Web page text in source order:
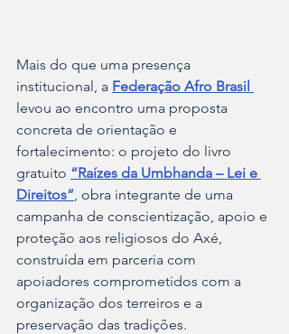
Mais do que uma presença
institucional, a Federação Afro Brasil
levou ao encontro uma proposta
concreta de orientação e
fortalecimento: o projeto do livro
gratuito “Raízes da Umbhanda – Lei e
Direitos” , obra integrante de uma
campanha de conscientização, apoio e
proteção aos religiosos do Axé,
construída em parceria com
apoiadores comprometidos com a
organização dos terreiros e a
preservação das tradições.